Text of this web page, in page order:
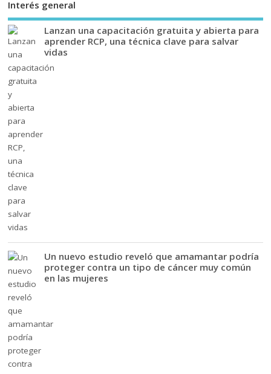
Interés general
Lanzan una capacitación gratuita y abierta para
aprender RCP, una técnica clave para salvar
vidas
Un nuevo estudio reveló que amamantar podría
proteger contra un tipo de cáncer muy común
en las mujeres